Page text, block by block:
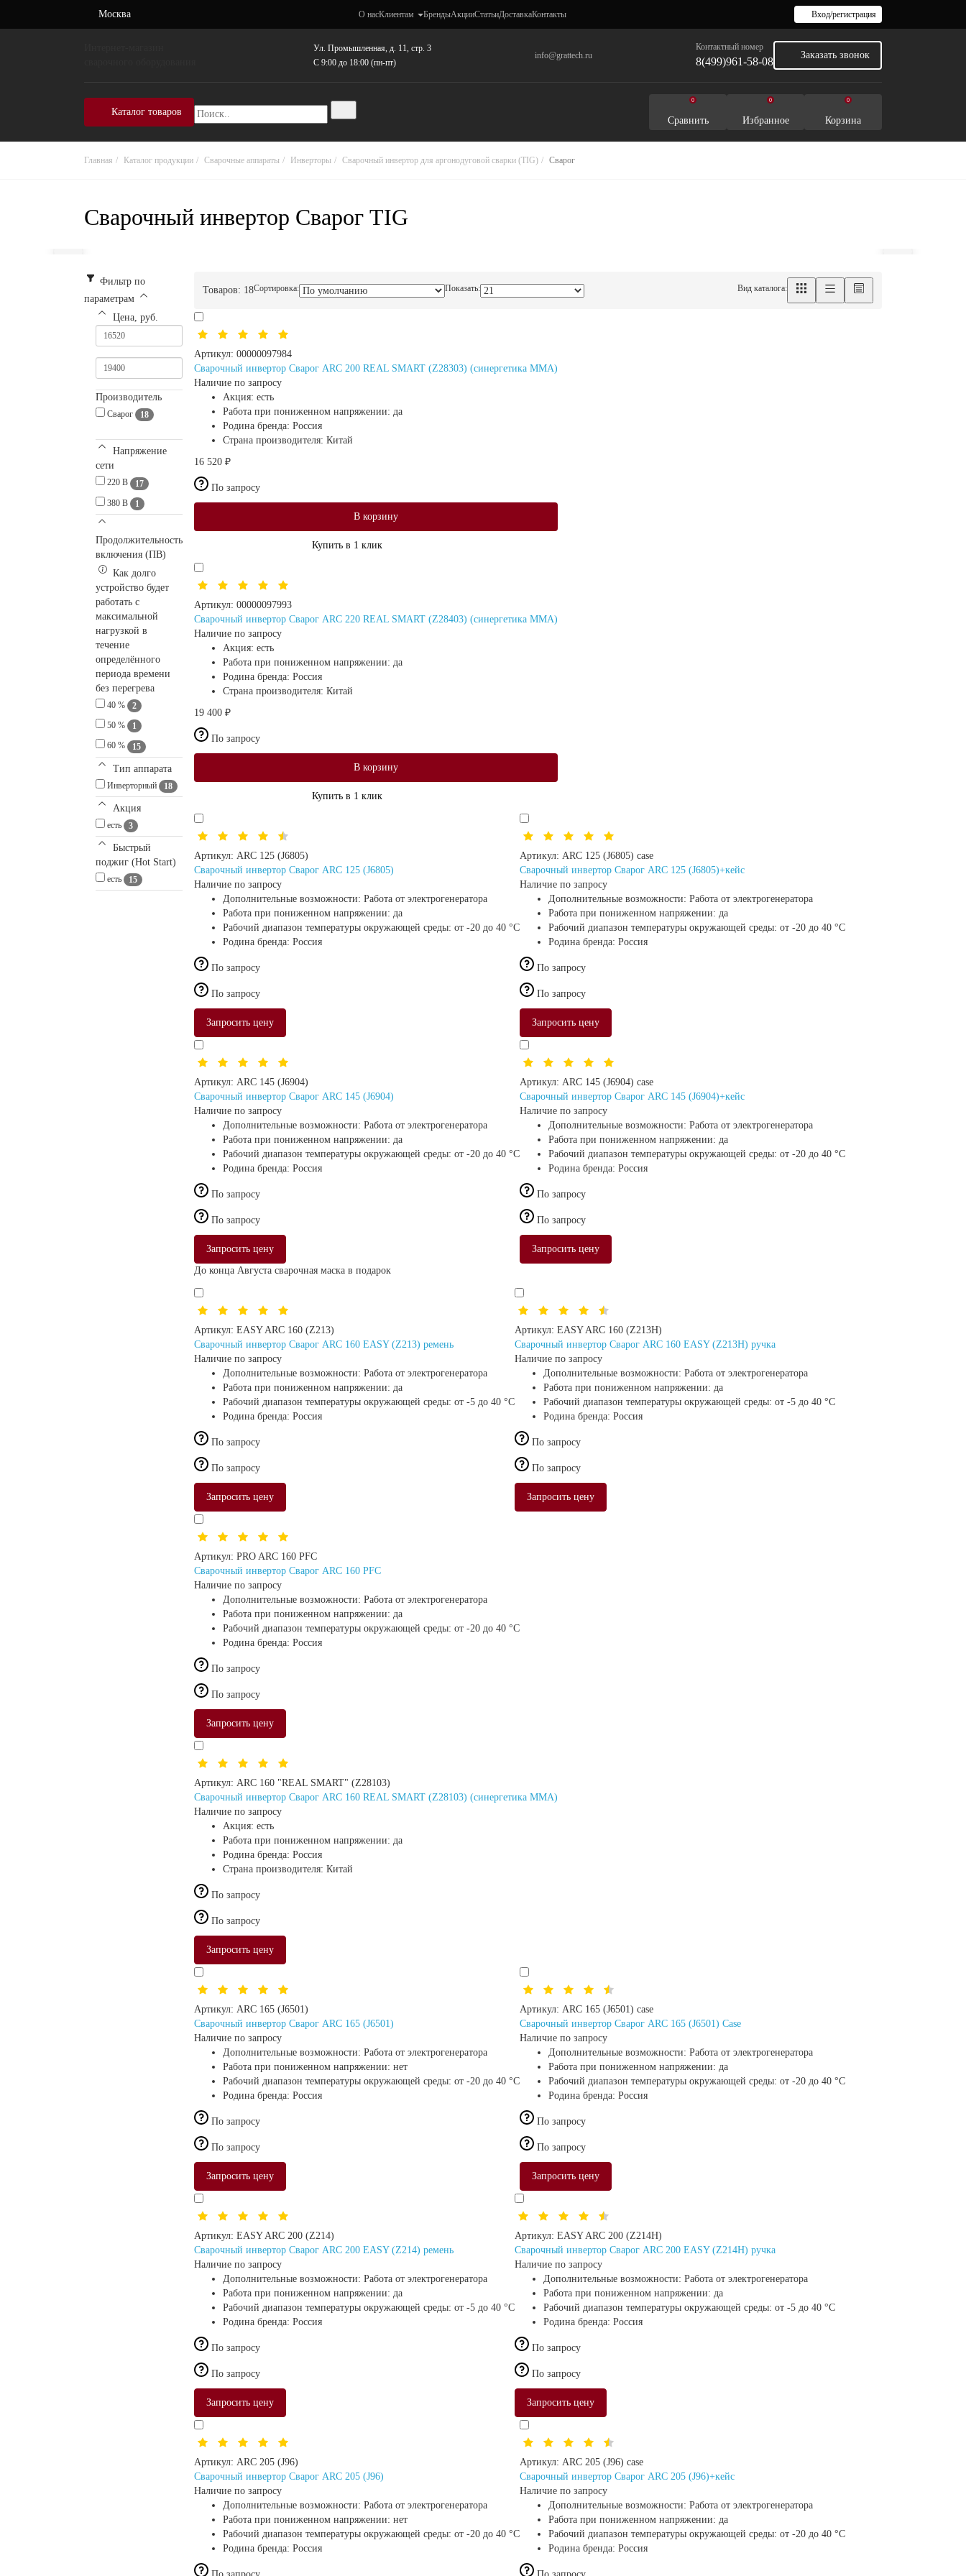
Москва О насКлиентам БрендыАкцииСтатьиДоставкаКонтакты Вход/регистрация
Ул. Промышленная, д. 11, стр. 3
C 9:00 до 18:00 (пн-пт)
info@grattech.ru
Контактный номер
8(499)961-58-08
Заказать звонок
Каталог товаров
0
Сравнить
0
Избранное
0
Корзина
Главная Каталог продукции Сварочные аппараты Инверторы Сварочный инвертор для аргонодуговой сварки (TIG) Сварог
Сварочный инвертор Сварог TIG
Фильтр по
параметрам
Цена, руб.
Производитель
Сварог 18
Напряжение
сети
220 В
17
380 В
1
Продолжительность
включения (ПВ)
Как долго
устройство будет
работать с
максимальной
нагрузкой в
течение
определённого
периода времени
без перегрева
40 %
2
50 %
1
60 %
15
Тип аппарата
Инверторный 18
Акция
есть 3
Быстрый
поджиг (Hot Start)
есть 15
Товаров: 18Сортировка: Показать: Вид каталога:
Артикул: 00000097984
Сварочный инвертор Сварог ARC 200 REAL SMART (Z28303) (синергетика ММА)
Наличие по запросу
Акция: есть
Работа при пониженном напряжении: да
Родина бренда: Россия
Страна производителя: Китай
16 520 ₽
По запросу
В корзину
Купить в 1 клик
Артикул: 00000097993
Сварочный инвертор Сварог ARC 220 REAL SMART (Z28403) (синергетика ММА)
Наличие по запросу
Акция: есть
Работа при пониженном напряжении: да
Родина бренда: Россия
Страна производителя: Китай
19 400 ₽
По запросу
В корзину
Купить в 1 клик
Артикул: ARC 125 (J6805)
Сварочный инвертор Сварог ARC 125 (J6805)
Наличие по запросу
Дополнительные возможности: Работа от электрогенератора
Работа при пониженном напряжении: да
Рабочий диапазон температуры окружающей среды: от -20 до 40 °С
Родина бренда: Россия
По запросу
По запросу
Запросить цену
Артикул: ARC 125 (J6805) case
Сварочный инвертор Сварог ARC 125 (J6805)+кейс
Наличие по запросу
Дополнительные возможности: Работа от электрогенератора
Работа при пониженном напряжении: да
Рабочий диапазон температуры окружающей среды: от -20 до 40 °С
Родина бренда: Россия
По запросу
По запросу
Запросить цену
Артикул: ARC 145 (J6904)
Сварочный инвертор Сварог ARC 145 (J6904)
Наличие по запросу
Дополнительные возможности: Работа от электрогенератора
Работа при пониженном напряжении: да
Рабочий диапазон температуры окружающей среды: от -20 до 40 °С
Родина бренда: Россия
По запросу
По запросу
Запросить цену
Артикул: ARC 145 (J6904) case
Сварочный инвертор Сварог ARC 145 (J6904)+кейс
Наличие по запросу
Дополнительные возможности: Работа от электрогенератора
Работа при пониженном напряжении: да
Рабочий диапазон температуры окружающей среды: от -20 до 40 °С
Родина бренда: Россия
По запросу
По запросу
Запросить цену
До конца Августа сварочная маска в подарок
Артикул: EASY ARC 160 (Z213)
Сварочный инвертор Сварог ARC 160 EASY (Z213) ремень
Наличие по запросу
Дополнительные возможности: Работа от электрогенератора
Работа при пониженном напряжении: да
Рабочий диапазон температуры окружающей среды: от -5 до 40 °С
Родина бренда: Россия
По запросу
По запросу
Запросить цену
Артикул: EASY ARC 160 (Z213H)
Сварочный инвертор Сварог ARC 160 EASY (Z213H) ручка
Наличие по запросу
Дополнительные возможности: Работа от электрогенератора
Работа при пониженном напряжении: да
Рабочий диапазон температуры окружающей среды: от -5 до 40 °С
Родина бренда: Россия
По запросу
По запросу
Запросить цену
Артикул: PRO ARC 160 PFC
Сварочный инвертор Сварог ARC 160 PFC
Наличие по запросу
Дополнительные возможности: Работа от электрогенератора
Работа при пониженном напряжении: да
Рабочий диапазон температуры окружающей среды: от -20 до 40 °С
Родина бренда: Россия
По запросу
По запросу
Запросить цену
Артикул: ARC 160 "REAL SMART" (Z28103)
Сварочный инвертор Сварог ARC 160 REAL SMART (Z28103) (синергетика ММА)
Наличие по запросу
Акция: есть
Работа при пониженном напряжении: да
Родина бренда: Россия
Страна производителя: Китай
По запросу
По запросу
Запросить цену
Артикул: ARC 165 (J6501)
Сварочный инвертор Сварог ARC 165 (J6501)
Наличие по запросу
Дополнительные возможности: Работа от электрогенератора
Работа при пониженном напряжении: нет
Рабочий диапазон температуры окружающей среды: от -20 до 40 °С
Родина бренда: Россия
По запросу
По запросу
Запросить цену
Артикул: ARC 165 (J6501) case
Сварочный инвертор Сварог ARC 165 (J6501) Case
Наличие по запросу
Дополнительные возможности: Работа от электрогенератора
Работа при пониженном напряжении: да
Рабочий диапазон температуры окружающей среды: от -20 до 40 °С
Родина бренда: Россия
По запросу
По запросу
Запросить цену
Артикул: EASY ARC 200 (Z214)
Сварочный инвертор Сварог ARC 200 EASY (Z214) ремень
Наличие по запросу
Дополнительные возможности: Работа от электрогенератора
Работа при пониженном напряжении: да
Рабочий диапазон температуры окружающей среды: от -5 до 40 °С
Родина бренда: Россия
По запросу
По запросу
Запросить цену
Артикул: EASY ARC 200 (Z214H)
Сварочный инвертор Сварог ARC 200 EASY (Z214H) ручка
Наличие по запросу
Дополнительные возможности: Работа от электрогенератора
Работа при пониженном напряжении: да
Рабочий диапазон температуры окружающей среды: от -5 до 40 °С
Родина бренда: Россия
По запросу
По запросу
Запросить цену
Артикул: ARC 205 (J96)
Сварочный инвертор Сварог ARC 205 (J96)
Наличие по запросу
Дополнительные возможности: Работа от электрогенератора
Работа при пониженном напряжении: нет
Рабочий диапазон температуры окружающей среды: от -20 до 40 °С
Родина бренда: Россия
Артикул: ARC 205 (J96) case
Сварочный инвертор Сварог ARC 205 (J96)+кейс
Наличие по запросу
Дополнительные возможности: Работа от электрогенератора
Работа при пониженном напряжении: да
Рабочий диапазон температуры окружающей среды: от -20 до 40 °С
Родина бренда: Россия